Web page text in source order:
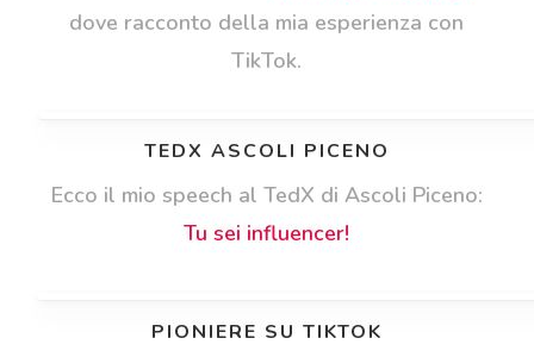
dove racconto della mia esperienza con
TikTok.
TEDX ASCOLI PICENO
Ecco il mio speech al TedX di Ascoli Piceno:
Tu sei influencer!
PIONIERE SU TIKTOK